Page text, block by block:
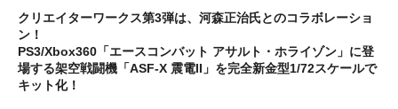
クリエイターワークス第3弾は、河森正治氏とのコラボレーショ
ン！
PS3/Xbox360「エースコンバット アサルト・ホライゾン」に登
場する架空戦闘機「ASF-X 震電II」を完全新金型1/72スケールで
キット化！